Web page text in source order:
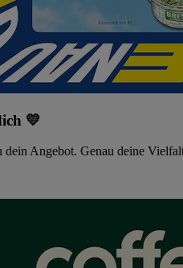
💛
dein Angebot. Genau deine